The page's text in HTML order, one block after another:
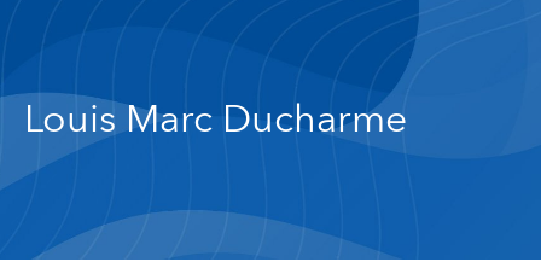
Louis Marc Ducharme